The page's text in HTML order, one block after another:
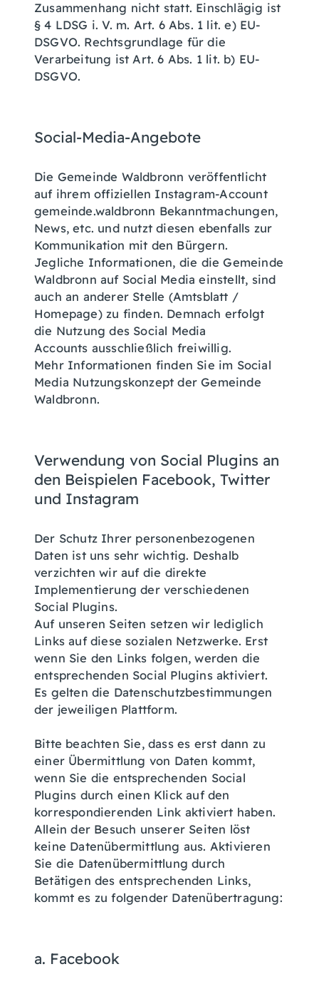
Zusammenhang nicht statt. Einschlägig ist
§ 4 LDSG i. V. m. Art. 6 Abs. 1 lit. e) EU-
DSGVO. Rechtsgrundlage für die
Verarbeitung ist Art. 6 Abs. 1 lit. b) EU-
DSGVO.
Social-Media-Angebote
Die Gemeinde Waldbronn veröffentlicht
auf ihrem offiziellen Instagram-Account
gemeinde.waldbronn Bekanntmachungen,
News, etc. und nutzt diesen ebenfalls zur
Kommunikation mit den Bürgern.
Jegliche Informationen, die die Gemeinde
Waldbronn auf Social Media einstellt, sind
auch an anderer Stelle (Amtsblatt /
Homepage) zu finden. Demnach erfolgt
die Nutzung des Social Media
Accounts ausschließlich freiwillig.
Mehr Informationen finden Sie im Social
Media Nutzungskonzept der Gemeinde
Waldbronn.
Verwendung von Social Plugins an
den Beispielen Facebook, Twitter
und Instagram
Der Schutz Ihrer personenbezogenen
Daten ist uns sehr wichtig. Deshalb
verzichten wir auf die direkte
Implementierung der verschiedenen
Social Plugins.
Auf unseren Seiten setzen wir lediglich
Links auf diese sozialen Netzwerke. Erst
wenn Sie den Links folgen, werden die
entsprechenden Social Plugins aktiviert.
Es gelten die Datenschutzbestimmungen
der jeweiligen Plattform.
Bitte beachten Sie, dass es erst dann zu
einer Übermittlung von Daten kommt,
wenn Sie die entsprechenden Social
Plugins durch einen Klick auf den
korrespondierenden Link aktiviert haben.
Allein der Besuch unserer Seiten löst
keine Datenübermittlung aus. Aktivieren
Sie die Datenübermittlung durch
Betätigen des entsprechenden Links,
kommt es zu folgender Datenübertragung:
a. Facebook